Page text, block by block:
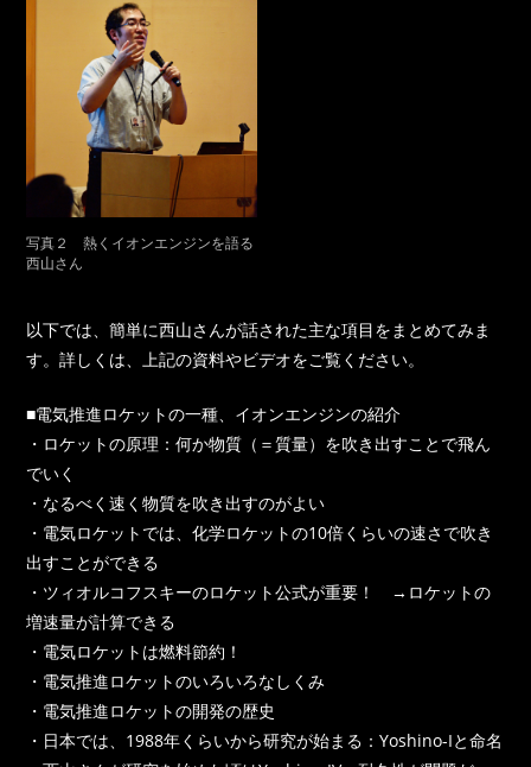
写真２ 熱くイオンエンジンを語る
西山さん
以下では、簡単に西山さんが話された主な項目をまとめてみま
す。詳しくは、上記の資料やビデオをご覧ください。
■電気推進ロケットの一種、イオンエンジンの紹介
・ロケットの原理：何か物質（＝質量）を吹き出すことで飛ん
でいく
・なるべく速く物質を吹き出すのがよい
・電気ロケットでは、化学ロケットの10倍くらいの速さで吹き
出すことができる
・ツィオルコフスキーのロケット公式が重要！ →ロケットの
増速量が計算できる
・電気ロケットは燃料節約！
・電気推進ロケットのいろいろなしくみ
・電気推進ロケットの開発の歴史
・日本では、1988年くらいから研究が始まる：Yoshino-Iと命名